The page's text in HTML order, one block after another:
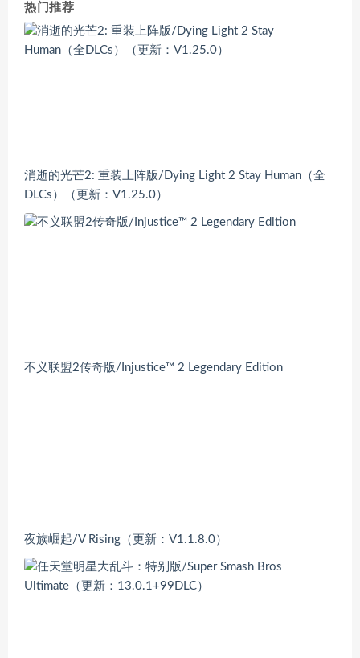
热门推荐
消逝的光芒2: 重装上阵版/Dying Light 2 Stay Human（全
DLCs）（更新：V1.25.0）
不义联盟2传奇版/Injustice™ 2 Legendary Edition
夜族崛起/V Rising（更新：V1.1.8.0）